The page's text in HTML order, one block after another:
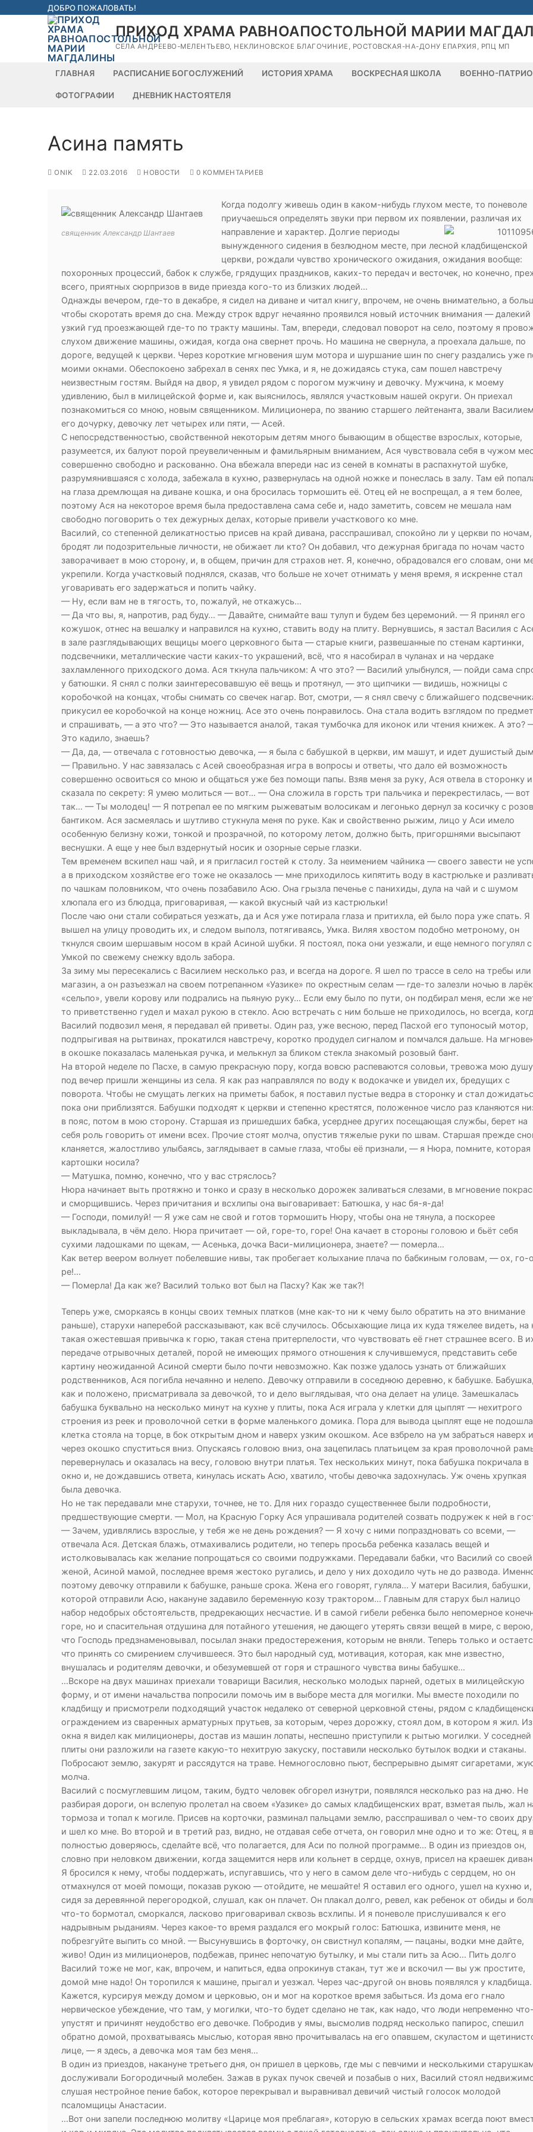
содержимому
ДОБРО ПОЖАЛОВАТЬ!
ПРИХОД ХРАМА РАВНОАПОСТОЛЬНОЙ МАРИИ
СЕЛА АНДРЕЕВО-МЕЛЕНТЬЕВО, НЕКЛИНОВСКОЕ БЛАГОЧИНИЕ, РОСТОВСКАЯ-НА-ДОНУ ЕПАРХИЯ, РПЦ МП
ГЛАВНАЯ РАСПИСАНИЕ БОГОСЛУЖЕНИЙ ИСТОРИЯ ХРАМА ВОСКРЕСНАЯ ШКОЛА ВОЕННО-
ФОТОГРАФИИ ДНЕВНИК НАСТОЯТЕЛЯ
Асина память
ONIK 22.03.2016 НОВОСТИ 0 КОММЕНТАРИЕВ
священник Александр Шантаев
Когда подолгу живешь один в каком-нибудь глухом месте, то поневоле
приучаешься определять звуки при первом их появлении, различая их
направление и характер. Долгие периоды
вынужденного сидения в безлюдном месте, при лесной кладбищенской
церкви, рождали чувство хронического ожидания, ожидания вообще:
похоронных процессий, бабок к службе, грядущих праздников, каких-то передач и весточек, но конечно,
всего, приятных сюрпризов в виде приезда кого-то из близких людей…
Однажды вечером, где-то в декабре, я сидел на диване и читал книгу, впрочем, не очень внимательно, а
чтобы скоротать время до сна. Между строк вдруг нечаянно проявился новый источник внимания — далекий
узкий гуд проезжающей где-то по тракту машины. Там, впереди, следовал поворот на село, поэтому я
слухом движение машины, ожидая, когда она свернет прочь. Но машина не свернула, а проехала дальше, по
дороге, ведущей к церкви. Через короткие мгновения шум мотора и шуршание шин по снегу раздались уже
моими окнами. Обеспокоено забрехал в сенях пес Умка, и я, не дожидаясь стука, сам пошел навстречу
неизвестным гостям. Выйдя на двор, я увидел рядом с порогом мужчину и девочку. Мужчина, к моему
удивлению, был в милицейской форме и, как выяснилось, являлся участковым нашей округи. Он приехал
познакомиться со мною, новым священником. Милиционера, по званию старшего лейтенанта, звали
его дочурку, девочку лет четырех или пяти, — Асей.
С непосредственностью, свойственной некоторым детям много бывающим в обществе взрослых, которые,
разумеется, их балуют порой преувеличенным и фамильярным вниманием, Ася чувствовала себя в чужом
совершенно свободно и раскованно. Она вбежала впереди нас из сеней в комнаты в распахнутой шубке,
разрумянившаяся с холода, забежала в кухню, развернулась на одной ножке и понеслась в залу. Там ей
на глаза дремлющая на диване кошка, и она бросилась тормошить её. Отец ей не воспрещал, а я тем более,
поэтому Ася на некоторое время была предоставлена сама себе и, надо заметить, совсем не мешала нам
свободно поговорить о тех дежурных делах, которые привели участкового ко мне.
Василий, со степенной деликатностью присев на край дивана, расспрашивал, спокойно ли у церкви по ночам,
бродят ли подозрительные личности, не обижает ли кто? Он добавил, что дежурная бригада по ночам часто
заворачивает в мою сторону, и, в общем, причин для страхов нет. Я, конечно, обрадовался его словам, они
укрепили. Когда участковый поднялся, сказав, что больше не хочет отнимать у меня время, я искренне стал
уговаривать его задержаться и попить чайку.
— Ну, если вам не в тягость, то, пожалуй, не откажусь…
— Да что вы, я, напротив, рад буду… — Давайте, снимайте ваш тулуп и будем без церемоний. — Я принял его
кожушок, отнес на вешалку и направился на кухню, ставить воду на плиту. Вернувшись, я застал Василия с
в зале разглядывающих вещицы моего церковного быта — старые книги, развешанные по стенам картинки,
подсвечники, металлические части каких-то украшений, всё, что я насобирал в чуланах и на чердаке
захламленного приходского дома. Ася ткнула пальчиком: А что это? — Василий улыбнулся, — пойди сама
у батюшки. Я снял с полки заинтересовавшую её вещь и протянул, — это щипчики — видишь, ножницы с
коробочкой на концах, чтобы снимать со свечек нагар. Вот, смотри, — я снял свечу с ближайшего
прикусил ее коробочкой на конце ножниц. Асе это очень понравилось. Она стала водить взглядом по
и спрашивать, — а это что? — Это называется аналой, такая тумбочка для иконок или чтения книжек. А это?
Это кадило, знаешь?
— Да, да, — отвечала с готовностью девочка, — я была с бабушкой в церкви, им машут, и идет душистый
— Правильно. У нас завязалась с Асей своеобразная игра в вопросы и ответы, что дало ей возможность
совершенно освоиться со мною и общаться уже без помощи папы. Взяв меня за руку, Ася отвела в сторонку и
сказала по секрету: Я умею молиться — вот… — Она сложила в горсть три пальчика и перекрестилась, — вот
так… — Ты молодец! — Я потрепал ее по мягким рыжеватым волосикам и легонько дернул за косичку с
бантиком. Ася засмеялась и шутливо стукнула меня по руке. Как и свойственно рыжим, лицо у Аси имело
особенную белизну кожи, тонкой и прозрачной, по которому летом, должно быть, пригоршнями высыпают
веснушки. А еще у нее был вздернутый носик и озорные серые глазки.
Тем временем вскипел наш чай, и я пригласил гостей к столу. За неимением чайника — своего завести не
а в приходском хозяйстве его тоже не оказалось — мне приходилось кипятить воду в кастрюльке и
по чашкам половником, что очень позабавило Асю. Она грызла печенье с панихиды, дула на чай и с шумом
хлюпала его из блюдца, приговаривая, — какой вкусный чай из кастрюльки!
После чаю они стали собираться уезжать, да и Ася уже потирала глаза и притихла, ей было пора уже спать. Я
вышел на улицу проводить их, и следом выполз, потягиваясь, Умка. Виляя хвостом подобно метроному, он
ткнулся своим шершавым носом в край Асиной шубки. Я постоял, пока они уезжали, и еще немного погулял с
Умкой по свежему снежку вдоль забора.
За зиму мы пересекались с Василием несколько раз, и всегда на дороге. Я шел по трассе в село на требы или
магазин, а он разъезжал на своем потрепанном «Уазике» по окрестным селам — где-то залезли ночью в ларёк
«сельпо», увели корову или подрались на пьяную руку… Если ему было по пути, он подбирал меня, если же
то приветственно гудел и махал рукою в стекло. Асю встречать с ним больше не приходилось, но всегда,
Василий подвозил меня, я передавал ей приветы. Один раз, уже весною, перед Пасхой его тупоносый мотор,
подпрыгивая на рытвинах, прокатился навстречу, коротко продудел сигналом и помчался дальше. На
в окошке показалась маленькая ручка, и мелькнул за бликом стекла знакомый розовый бант.
На второй неделе по Пасхе, в самую прекрасную пору, когда вовсю распеваются соловьи, тревожа мою
под вечер пришли женщины из села. Я как раз направлялся по воду к водокачке и увидел их, бредущих с
поворота. Чтобы не смущать легких на приметы бабок, я поставил пустые ведра в сторонку и стал
пока они приблизятся. Бабушки подходят к церкви и степенно крестятся, положенное число раз кланяются
в пояс, потом в мою сторону. Старшая из пришедших бабка, усерднее других посещающая службы, берет на
себя роль говорить от имени всех. Прочие стоят молча, опустив тяжелые руки по швам. Старшая прежде
кланяется, жалостливо улыбаясь, заглядывает в самые глаза, чтобы её признали, — я Нюра, помните, которая
картошки носила?
— Матушка, помню, конечно, что у вас стряслось?
Нюра начинает выть протяжно и тонко и сразу в несколько дорожек заливаться слезами, в мгновение
и сморщившись. Через причитания и всхлипы она выговаривает: Батюшка, у нас бя-я-да!
— Господи, помилуй! — Я уже сам не свой и готов тормошить Нюру, чтобы она не тянула, а поскорее
выкладывала, в чём дело. Нюра причитает — ой, горе-то, горе! Она качает в стороны головою и бьёт себя
сухими ладошками по щекам, — Асенька, дочка Васи-милиционера, знаете? — померла…
Как ветер веером волнует побелевшие нивы, так пробегает колыхание плача по бабкиным головам, — ох, го-
ре!…
— Померла! Да как же? Василий только вот был на Пасху? Как же так?!
Теперь уже, сморкаясь в концы своих темных платков (мне как-то ни к чему было обратить на это внимание
раньше), старухи наперебой рассказывают, как всё случилось. Обсыхающие лица их куда тяжелее видеть, на
такая ожестевшая привычка к горю, такая стена притерпелости, что чувствовать её гнет страшнее всего. В
передаче отрывочных деталей, порой не имеющих прямого отношения к случившемуся, представить себе
картину неожиданной Асиной смерти было почти невозможно. Как позже удалось узнать от ближайших
родственников, Ася погибла нечаянно и нелепо. Девочку отправили в соседнюю деревню, к бабушке. Бабушка,
как и положено, присматривала за девочкой, то и дело выглядывая, что она делает на улице. Замешкалась
бабушка буквально на несколько минут на кухне у плиты, пока Ася играла у клетки для цыплят — нехитрого
строения из реек и проволочной сетки в форме маленького домика. Пора для вывода цыплят еще не
клетка стояла на торце, в бок открытым дном и наверх узким окошком. Асе взбрело на ум забраться наверх и
через окошко спуститься вниз. Опускаясь головою вниз, она зацепилась платьицем за края проволочной
перевернулась и оказалась на весу, головою внутри платья. Тех нескольких минут, пока бабушка покричала в
окно и, не дождавшись ответа, кинулась искать Асю, хватило, чтобы девочка задохнулась. Уж очень хрупкая
была девочка.
Но не так передавали мне старухи, точнее, не то. Для них гораздо существеннее были подробности,
предшествующие смерти. — Мол, на Красную Гoрку Ася упрашивала родителей созвать подружек к ней в
— Зачем, удивлялись взрослые, у тебя же не день рождения? — Я хочу с ними попраздновать со всеми, —
отвечала Ася. Детская блажь, отмахивались родители, но теперь просьба ребенка казалась вещей и
истолковывалась как желание попрощаться со своими подружками. Передавали бабки, что Василий со своей
женой, Асиной мамой, последнее время жестоко ругались, и дело у них доходило чуть не до развода.
поэтому девочку отправили к бабушке, раньше срока. Жена его говорят, гуляла… У матери Василия, бабушки,
которой отправили Асю, накануне задавило беременную козу трактором… Главным для старух был налицо
набор недобрых обстоятельств, предрекающих несчастие. И в самой гибели ребенка было непомерное
горе, но и спасительная отдушина для потайного утешения, не дающего утерять связи вещей в мире, с верою,
что Господь предзнаменовывал, посылал знаки предостережения, которым не вняли. Теперь только и
что принять со смирением случившееся. Это был народный суд, мотивация, которая, как мне известно,
внушалась и родителям девочки, и обезумевшей от горя и страшного чувства вины бабушке…
…Вскоре на двух машинах приехали товарищи Василия, несколько молодых парней, одетых в милицейскую
форму, и от имени начальства попросили помочь им в выборе места для могилки. Мы вместе походили по
кладбищу и присмотрели подходящий участок недалеко от северной церковной стены, рядом с
ограждением из сваренных арматурных прутьев, за которым, через дорожку, стоял дом, в котором я жил. Из
окна я видел как милиционеры, достав из машин лопаты, неспешно приступили к рытью могилки. У соседней
плиты они разложили на газете какую-то нехитрую закуску, поставили несколько бутылок водки и стаканы.
Побросают землю, закурят и рассядутся на траве. Немногословно пьют, беспрерывно дымят сигаретами,
молча.
Василий с посмуглевшим лицом, таким, будто человек обгорел изнутри, появлялся несколько раз на дню. Не
разбирая дороги, он вслепую пролетал на своем «Уазике» до самых кладбищенских врат, взметая пыль, жал
тормоза и топал к могиле. Присев на корточки, разминал пальцами землю, расспрашивал о чем-то своих
и шел ко мне. Во второй и в третий раз, видно, не отдавая себе отчета, он говорил мне одно и то же: Отец, я
полностью доверяюсь, сделайте всё, что полагается, для Аси по полной программе… В один из приездов он,
словно при неловком движении, когда защемится нерв или кольнет в сердце, охнув, присел на краешек
Я бросился к нему, чтобы поддержать, испугавшись, что у него в самом деле что-нибудь с сердцем, но он
отмахнулся от моей помощи, показав рукою — отойдите, не мешайте! Я оставил его одного, ушел на кухню и,
сидя за деревянной перегородкой, слушал, как он плачет. Он плакал долго, ревел, как ребенок от обиды и
что-то бормотал, сморкался, ласково приговаривал сквозь всхлипы. И я поневоле прислушивался к его
надрывным рыданиям. Через какое-то время раздался его мокрый голос: Батюшка, извините меня, не
побрезгуйте выпить со мной. — Высунувшись в форточку, он свистнул копалям, — пацаны, водки мне дайте,
живо! Один из милиционеров, подбежав, принес непочатую бутылку, и мы стали пить за Асю… Пить долго
Василий тоже не мог, как, впрочем, и напиться, едва опрокинув стакан, тут же и вскочил — вы уж простите,
домой мне надо! Он торопился к машине, прыгал и уезжал. Через час-другой он вновь появлялся у кладбища.
Кажется, курсируя между домом и церковью, он и мог на короткое время забыться. Из дома его гнало
нервическое убеждение, что там, у могилки, что-то будет сделано не так, как надо, что люди непременно
упустят и причинят неудобство его девочке. Побродив у ямы, высмолив подряд несколько папирос, спешил
обратно домой, прохватываясь мыслью, которая явно прочитывалась на его опавшем, скуластом и
лице, — я здесь, а девочка моя там без меня…
В один из приездов, накануне третьего дня, он пришел в церковь, где мы с певчими и несколькими
дослуживали Богородичный молебен. Зажав в руках пучок свечей и позабыв о них, Василий стоял
слушая нестройное пение бабок, которое перекрывал и выравнивал девичий чистый голосок молодой
псаломщицы Анастасии.
…Вот они запели последнюю молитву «Царице моя преблагая», которую в сельских храмах всегда поют